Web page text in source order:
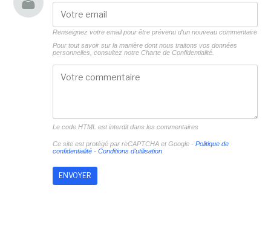
Renseignez votre email pour être prévenu d'un nouveau commentaire
Pour tout savoir sur la manière dont nous traitons vos données
personnelles, consultez notre Charte de Confidentialité.
Le code HTML est interdit dans les commentaires
Ce site est protégé par reCAPTCHA et Google - Politique de
confidentialité- Conditions d'utilisation